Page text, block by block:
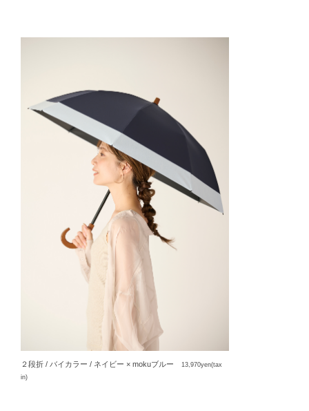
２段折 / バイカラー / ネイビー × mokuブルー
13,970yen(tax
in)